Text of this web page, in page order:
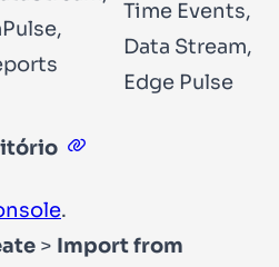
Time Events,
Data Stream,
Edge Pulse
.
> Import from